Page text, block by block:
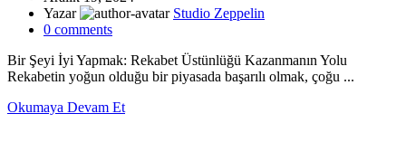
Yazar
Studio Zeppelin
0 comments
Bir Şeyi İyi Yapmak: Rekabet Üstünlüğü Kazanmanın Yolu
Rekabetin yoğun olduğu bir piyasada başarılı olmak, çoğu ...
Okumaya Devam Et